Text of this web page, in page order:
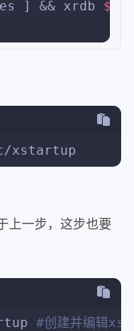
] && xrdb
xstartup
上一步，这步也要
#创建并编辑